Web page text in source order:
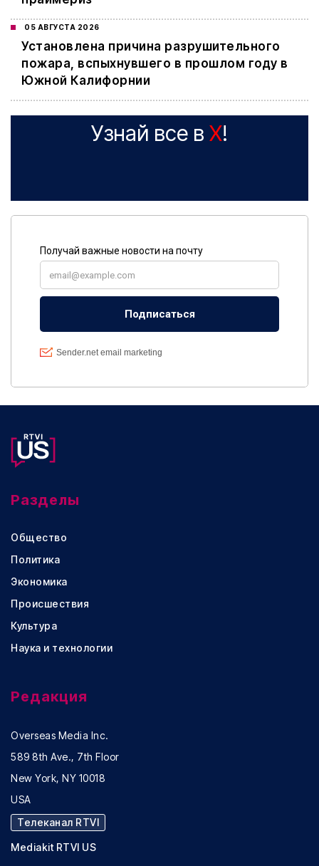
05 АВГУСТА 2026
Установлена причина разрушительного
пожара, вспыхнувшего в прошлом году в
Южной Калифорнии
Узнай все в X!
Разделы
Общество
Политика
Экономика
Происшествия
Культура
Наука и технологии
Редакция
Overseas Media Inc.
589 8th Ave., 7th Floor
New York, NY 10018
USA
Телеканал RTVI
Mediakit RTVI US